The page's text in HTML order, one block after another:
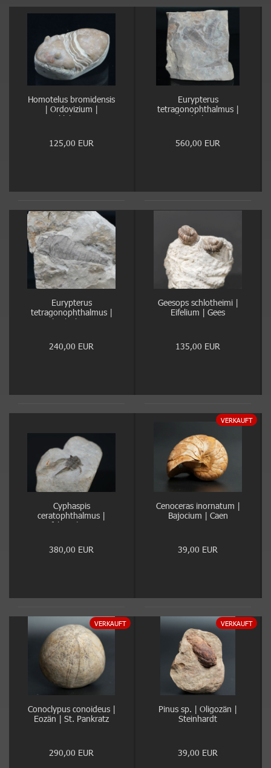
Homotelus bromidensis
| Ordovizium |
Oklahoma
125,00 EUR
Eurypterus
tetragonophthalmus |
Silur | Ukraine
560,00 EUR
Eurypterus
tetragonophthalmus |
Silur | Ukraine
240,00 EUR
Geesops schlotheimi |
Eifelium | Gees
135,00 EUR
Cyphaspis
ceratophthalmus |
Eifelium | Gees
380,00 EUR
VERKAUFT
Cenoceras inornatum |
Bajocium | Caen
39,00 EUR
VERKAUFT
Conoclypus conoideus |
Eozän | St. Pankratz
290,00 EUR
VERKAUFT
Pinus sp. | Oligozän |
Steinhardt
39,00 EUR